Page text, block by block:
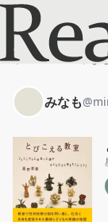
みなも
ホーム みな
みなも@